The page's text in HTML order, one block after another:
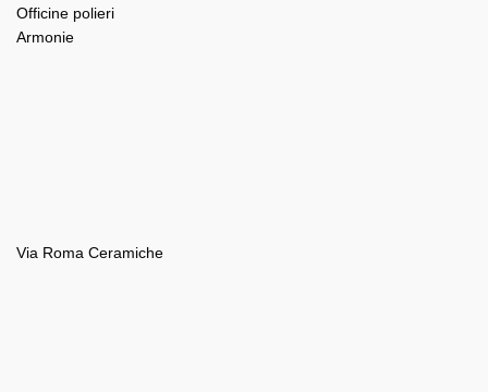
Officine polieri
Armonie
Via Roma Ceramiche